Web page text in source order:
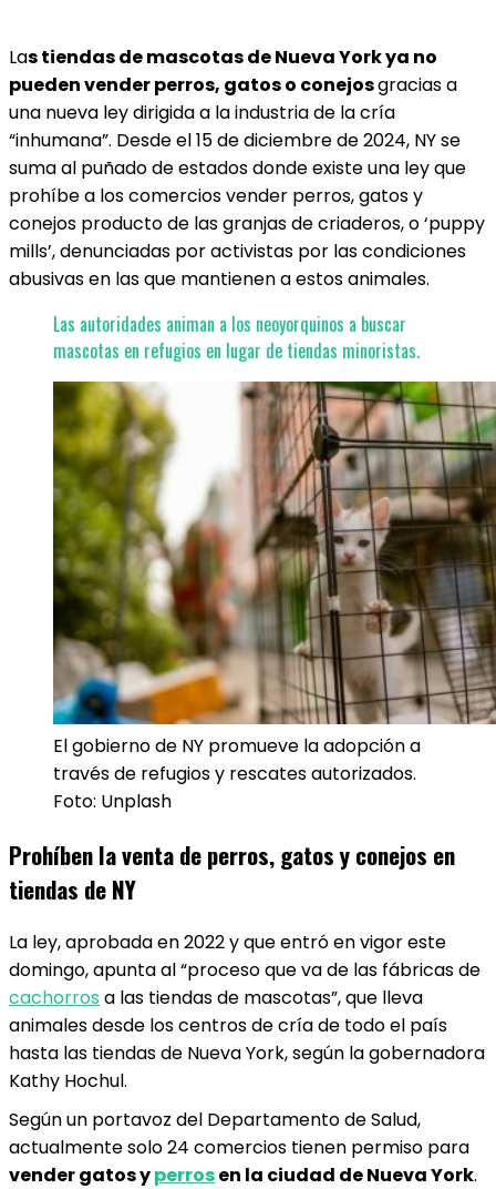
Las tiendas de mascotas de Nueva York ya no
pueden vender perros, gatos o conejosgracias a
una nueva ley dirigida a la industria de la cría
“inhumana”. Desde el 15 de diciembre de 2024, NY se
suma al puñado de estados donde existe una ley que
prohíbe a los comercios vender perros, gatos y
conejos producto de las granjas de criaderos, o ‘puppy
mills’, denunciadas por activistas por las condiciones
abusivas en las que mantienen a estos animales.
Las autoridades animan a los neoyorquinos a buscar
mascotas en refugios en lugar de tiendas minoristas.
El gobierno de NY promueve la adopción a
través de refugios y rescates autorizados.
Foto: Unplash
Prohíben la venta de perros, gatos y conejos en
tiendas de NY
La ley, aprobada en 2022 y que entró en vigor este
domingo, apunta al “proceso que va de las fábricas de
cachorrosa las tiendas de mascotas”, que lleva
animales desde los centros de cría de todo el país
hasta las tiendas de Nueva York, según la gobernadora
Kathy Hochul.
Según un portavoz del Departamento de Salud,
actualmente solo 24 comercios tienen permiso para
vender gatos yperrosen la ciudad de Nueva York.